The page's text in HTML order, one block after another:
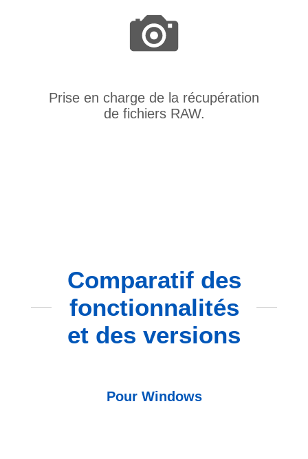
Prise en charge de la récupération
de fichiers RAW.
Comparatif des
fonctionnalités
et des versions
Pour Windows